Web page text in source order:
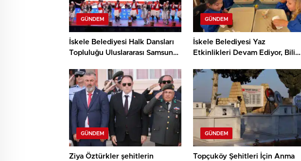
GÜNDEM
İskele Belediyesi Halk Dansları
Topluluğu Uluslararası Samsun
KKTC’yi Gururla Temsil Ediyor
GÜNDEM
İskele Belediyesi Yaz
Etkinlikleri Devam Ediyor, Bilim
Çocuklar Öne Çıktı
GÜNDEM
Ziya Öztürkler şehitlerin
GÜNDEM
Topçuköy Şehitleri İçin Anma